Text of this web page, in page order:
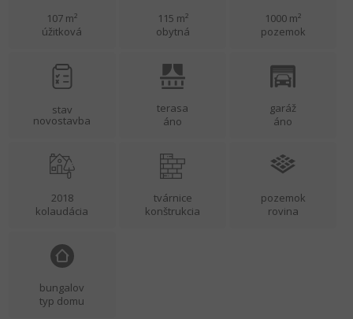
107 m²
úžitková
115 m²
obytná
1000 m²
pozemok
stav
novostavba
terasa
áno
garáž
áno
2018
kolaudácia
tvárnice
konštrukcia
pozemok
rovina
bungalov
typ domu